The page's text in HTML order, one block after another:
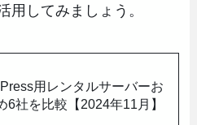
用してみましょう。
用レンタルサーバーお
6社を比較【2024年11月】